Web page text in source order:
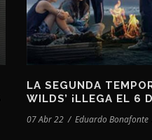
LA SEGUNDA
WILDS’ ¡LLEGA EL 6
07 Abr 22 / Eduardo Bonafonte